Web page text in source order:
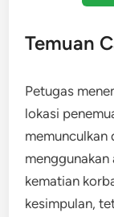
Temuan
Petugas
lokasi
memunculkan
kematian
kesimpulan,